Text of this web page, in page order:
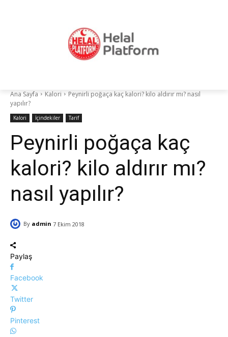
Ana Sayfa Kalori
Peynirli poğaça kaç kalori? kilo aldırır mı? nasıl
yapılır?
Kalori İçindekiler Tarif
Peynirli poğaça kaç
kalori? kilo aldırır mı?
nasıl yapılır?
By admin 7 Ekim 2018
Paylaş
Facebook
Twitter
Pinterest